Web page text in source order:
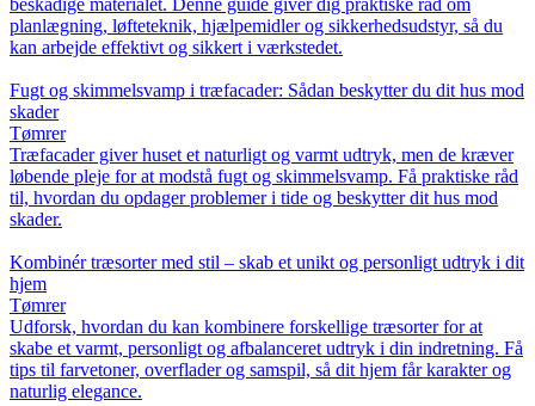
planlægning, løfteteknik, hjælpemidler og sikkerhedsudstyr, så du
kan arbejde effektivt og sikkert i værkstedet.
Fugt og skimmelsvamp i træfacader: Sådan beskytter du dit hus mod
skader
Tømrer
Træfacader giver huset et naturligt og varmt udtryk, men de kræver
løbende pleje for at modstå fugt og skimmelsvamp. Få praktiske råd
til, hvordan du opdager problemer i tide og beskytter dit hus mod
skader.
Kombinér træsorter med stil – skab et unikt og personligt udtryk i dit
hjem
Tømrer
Udforsk, hvordan du kan kombinere forskellige træsorter for at
skabe et varmt, personligt og afbalanceret udtryk i din indretning. Få
tips til farvetoner, overflader og samspil, så dit hjem får karakter og
naturlig elegance.